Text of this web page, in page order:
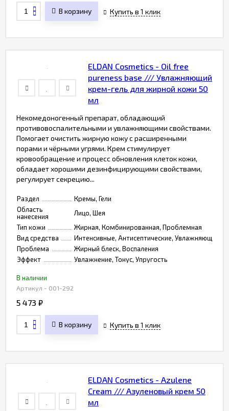
В корзину Купить в 1 клик
ELDAN Cosmetics - Оil free
pureness base /// Увлажняющий
крем-гель для жирной кожи 50
мл
Некомедоногенный препарат, обладающий
противовоспалительными и увлажняющими свойствами.
Помогает очистить жирную кожу с расширенными
порами и чёрными угрями. Крем стимулирует
кровообращение и процесс обновления клеток кожи,
обладает хорошими дезинфицирующими свойствами,
регулирует секрецию...
Раздел
Кремы, Гели
Область
нанесения
Лицо, Шея
Тип кожи
Жирная, Комбинированная, Проблемная
Вид средства
Интенсивные, Антисептические, Увлажняющие,
Проблема
Жирный блеск, Воспаления
Эффект
Увлажнение, Тонус, Упругость
В наличии
Артикул - 001-292
5 473 ₽
В корзину Купить в 1 клик
ELDAN Cosmetics - Azulene
Cream /// Азуленовый крем 50
мл